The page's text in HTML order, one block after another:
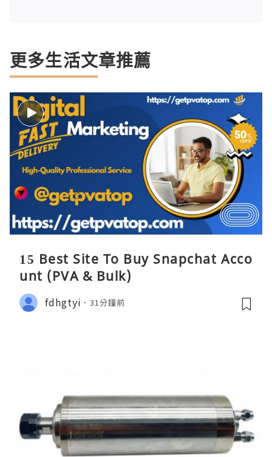
更多生活文章推薦
15 Best Site To Buy Snapchat Acco
unt (PVA & Bulk)
fdhgtyi 31分鐘前